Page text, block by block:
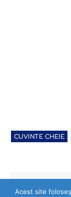
CUVINTE CHEIE
Acest site